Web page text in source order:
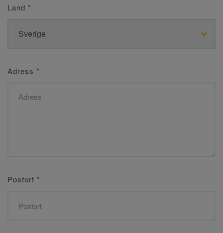
Land *
Adress *
Postort *